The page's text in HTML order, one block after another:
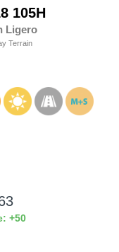
105H
Ligero
Terrain
+50